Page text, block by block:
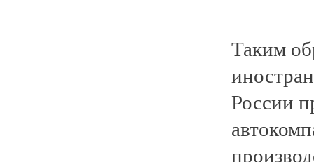
Таким
России